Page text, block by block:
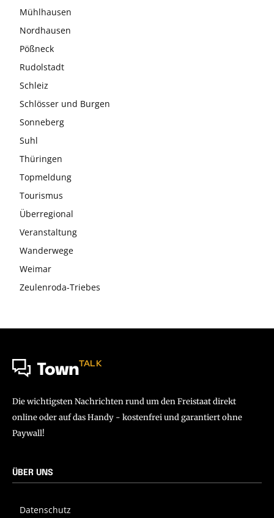
Mühlhausen
Nordhausen
Pößneck
Rudolstadt
Schleiz
Schlösser und Burgen
Sonneberg
Suhl
Thüringen
Topmeldung
Tourismus
Überregional
Veranstaltung
Wanderwege
Weimar
Zeulenroda-Triebes
TownTALK
Die wichtigsten Nachrichten rund um den Freistaat direkt
online oder auf das Handy - kostenfrei und garantiert ohne
Paywall!
ÜBER UNS
Datenschutz